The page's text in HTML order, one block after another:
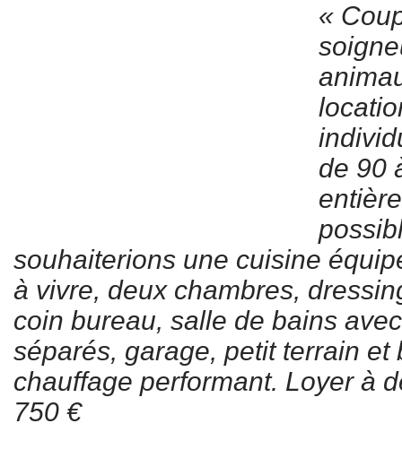
«
de 90
souhaiterions une cuisine
à vivre, deux chambres,
coin bureau, salle de bains
séparés, garage, petit terrain et
chauffage performant. Loyer à
750 €